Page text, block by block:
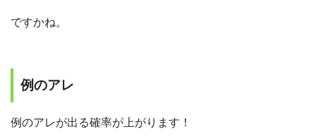
ですかね。
例のアレ
例のアレが出る確率が上がります！